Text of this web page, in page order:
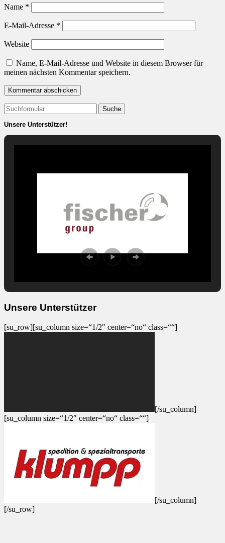
Name *
E-Mail-Adresse *
Website
Name, E-Mail-Adresse und Website in diesem Browser für
meinen nächsten Kommentar speichern.
Suchen
nach:
Unsere Unterstützer!
Unsere Unterstützer
[su_row][su_column size=“1/2″ center=“no“ class=““]
[/su_column]
[su_column size=“1/2″ center=“no“ class=““]
[/su_column]
[/su_row]